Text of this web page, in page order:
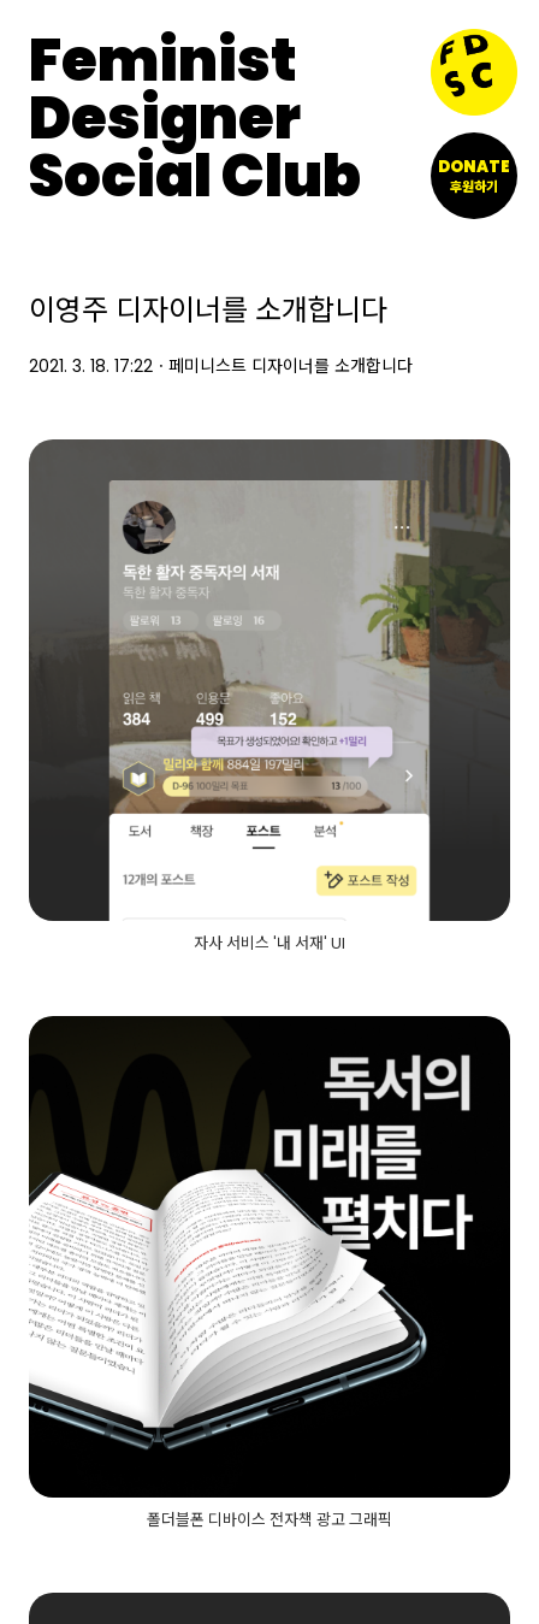
Feminist
Designer
Social Club DONATE
후원하기
이영주 디자이너를 소개합니다
2021. 3. 18. 17:22 ㆍ 페미니스트 디자이너를 소개합니다
자사 서비스 '내 서재' UI
폴더블폰 디바이스 전자책 광고 그래픽